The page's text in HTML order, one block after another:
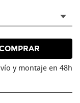
y montaje en 48h